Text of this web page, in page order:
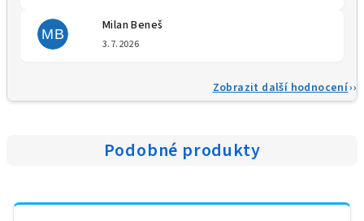
MB
Milan Beneš
3.7.2026
Zobrazit další hodnocení
Podobné produkty